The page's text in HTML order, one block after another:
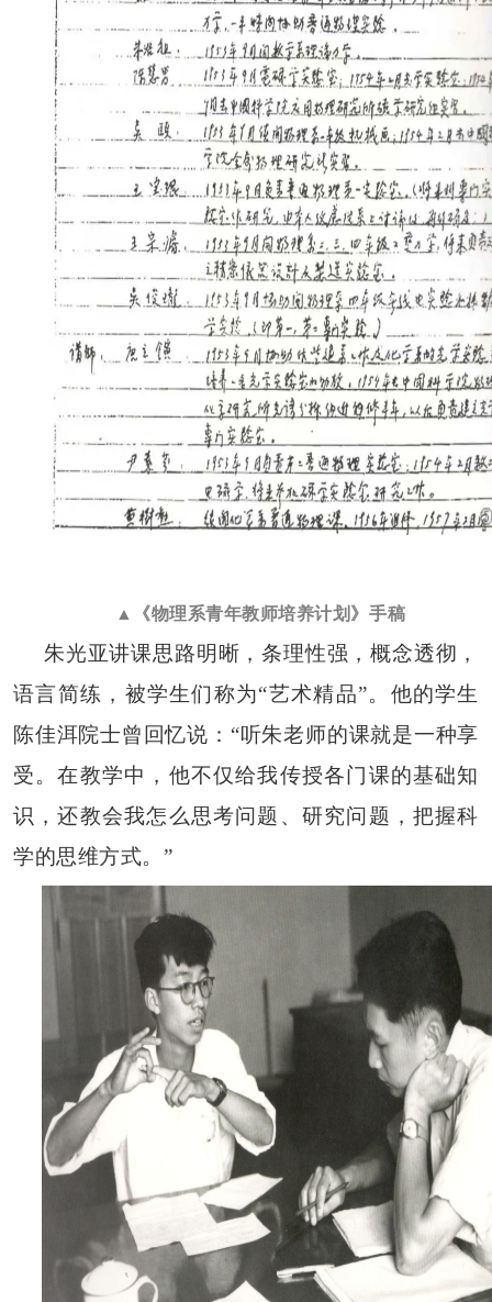
▲《物理系青年教师培养计划》手稿
朱光亚讲课思路明晰，条理性强，概念透彻，
语言简练，被学生们称为“艺术精品”。他的学生
陈佳洱院士曾回忆说：“听朱老师的课就是一种享
受。在教学中，他不仅给我传授各门课的基础知
识，还教会我怎么思考问题、研究问题，把握科
学的思维方式。”